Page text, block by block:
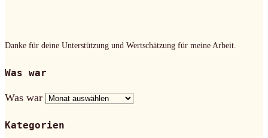
Danke für deine Unterstützung und Wertschätzung für meine Arbeit.
Was war
Was war
Kategorien